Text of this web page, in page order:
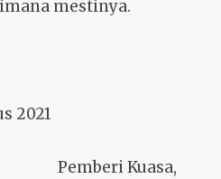
mestinya.
2021
Pemberi Kuasa,